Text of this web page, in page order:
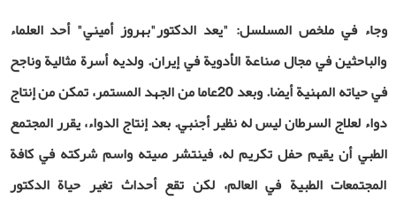
وجاء في ملخص المسلسل: "يعد الدكتور"بهروز أميني" أحد العلماء
والباحثين في مجال صناعة الأدوية في إيران. ولديه أسرة مثالية وناجح
في حياته المهنية أيضا. وبعد 20عاما من الجهد المستمر، تمكن من إنتاج
دواء لعلاج السرطان ليس له نظير أجنبي. بعد إنتاج الدواء، يقرر المجتمع
الطبي أن يقيم حفل تكريم له، فينتشر صيته واسم شركته في كافة
المجتمعات الطبية في العالم، لكن تقع أحداث تغير حياة الدكتور